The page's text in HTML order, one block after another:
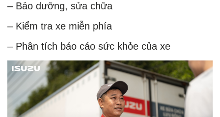
– Bảo dưỡng, sửa chữa
– Kiểm tra xe miễn phía
– Phân tích báo cáo sức khỏe của xe